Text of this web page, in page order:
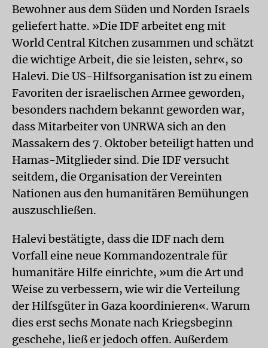
Bewohner aus dem Süden und Norden Israels
geliefert hatte. »Die IDF arbeitet eng mit
World Central Kitchen zusammen und schätzt
die wichtige Arbeit, die sie leisten, sehr«, so
Halevi. Die US-Hilfsorganisation ist zu einem
Favoriten der israelischen Armee geworden,
besonders nachdem bekannt geworden war,
dass Mitarbeiter von UNRWA sich an den
Massakern des 7. Oktober beteiligt hatten und
Hamas-Mitglieder sind. Die IDF versucht
seitdem, die Organisation der Vereinten
Nationen aus den humanitären Bemühungen
auszuschließen.
Halevi bestätigte, dass die IDF nach dem
Vorfall eine neue Kommandozentrale für
humanitäre Hilfe einrichte, »um die Art und
Weise zu verbessern, wie wir die Verteilung
der Hilfsgüter in Gaza koordinieren«. Warum
dies erst sechs Monate nach Kriegsbeginn
geschehe, ließ er jedoch offen. Außerdem